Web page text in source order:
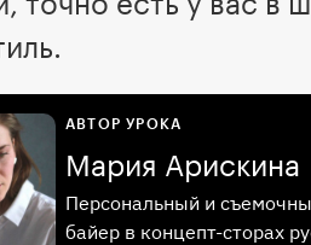
АВТОР УРОКА
Мария Арискина
Персональный и
байер в концепт-сторах